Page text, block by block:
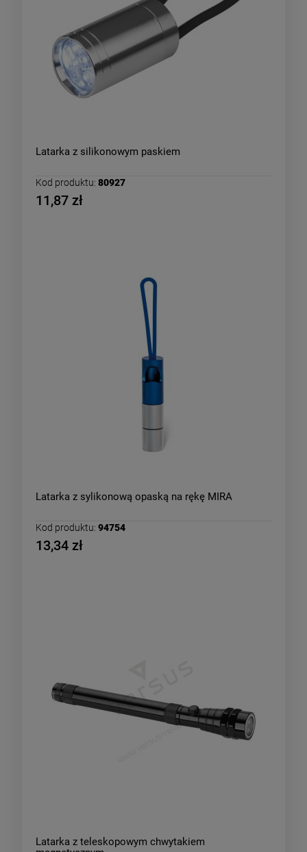
Latarka z silikonowym paskiem
Kod produktu: 80927
11,87 zł
Latarka z sylikonową opaską na rękę MIRA
Kod produktu: 94754
13,34 zł
Latarka z teleskopowym chwytakiem